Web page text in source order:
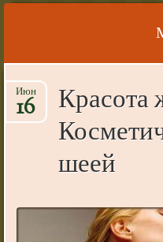
Skip to content
шеей
Июн
16